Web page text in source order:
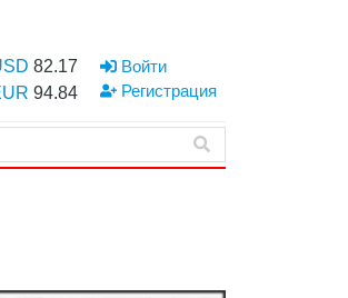
82.17
94.84
Войти
Регистрация